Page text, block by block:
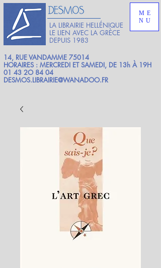
LA LIBRAIRIE HELLÉNIQUE
LE LIEN AVEC LA GRÈCE
DEPUIS 1983
ME
NU
14, RUE VANDAMME 75014
HORAIRES : MERCREDI ET SAMEDI, DE 13h À 19H
01 43 2O 84 04
DESMOS.LIBRAIRIE@WANADOO.FR